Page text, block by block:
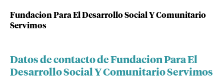
Fundacion Para El Desarrollo Social Y Comunitario
Servimos
Datos de contacto de Fundacion Para El
Desarrollo Social Y Comunitario Servimos